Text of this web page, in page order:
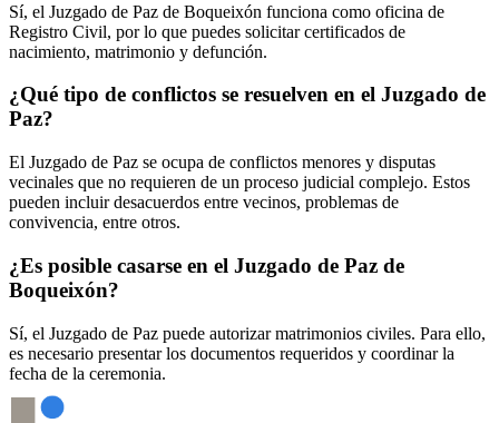
Sí, el Juzgado de Paz de Boqueixón funciona como oficina de
Registro Civil, por lo que puedes solicitar certificados de
nacimiento, matrimonio y defunción.
¿Qué tipo de conflictos se resuelven en el Juzgado de
Paz?
El Juzgado de Paz se ocupa de conflictos menores y disputas
vecinales que no requieren de un proceso judicial complejo. Estos
pueden incluir desacuerdos entre vecinos, problemas de
convivencia, entre otros.
¿Es posible casarse en el Juzgado de Paz de
Boqueixón?
Sí, el Juzgado de Paz puede autorizar matrimonios civiles. Para ello,
es necesario presentar los documentos requeridos y coordinar la
fecha de la ceremonia.